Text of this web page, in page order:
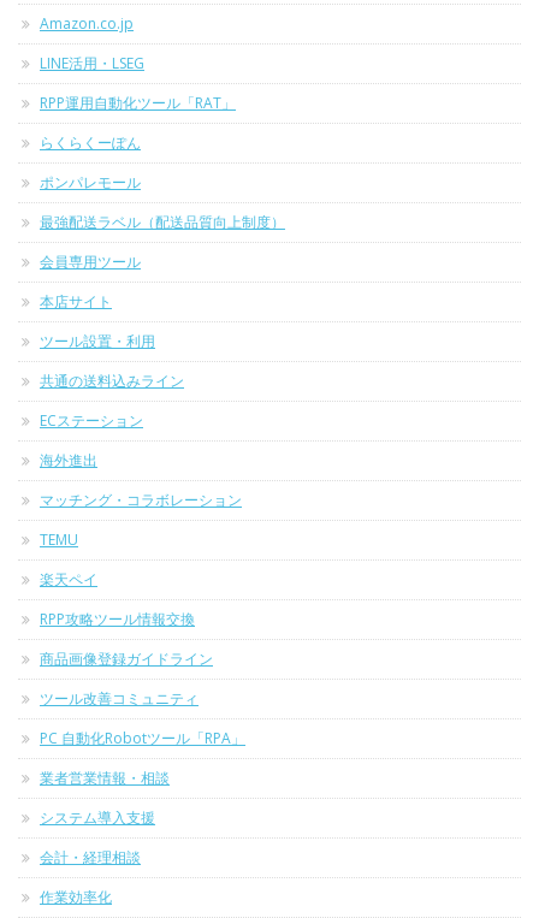
Amazon.co.jp
LINE活用・LSEG
RPP運用自動化ツール「RAT」
らくらくーぽん
ポンパレモール
最強配送ラベル（配送品質向上制度）
会員専用ツール
本店サイト
ツール設置・利用
共通の送料込みライン
ECステーション
海外進出
マッチング・コラボレーション
TEMU
楽天ペイ
RPP攻略ツール情報交換
商品画像登録ガイドライン
ツール改善コミュニティ
PC 自動化Robotツール「RPA」
業者営業情報・相談
システム導入支援
会計・経理相談
作業効率化